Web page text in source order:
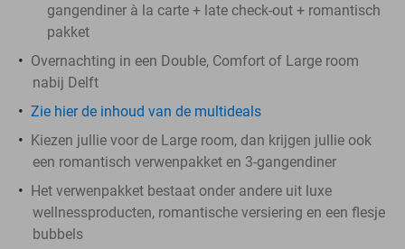
gangendiner à la carte + late check-out + romantisch
pakket
Overnachting in een Double, Comfort of Large room
nabij Delft
Zie hier de inhoud van de multideals
Kiezen jullie voor de Large room, dan krijgen jullie ook
een romantisch verwenpakket en 3-gangendiner
Het verwenpakket bestaat onder andere uit luxe
wellnessproducten, romantische versiering en een flesje
bubbels